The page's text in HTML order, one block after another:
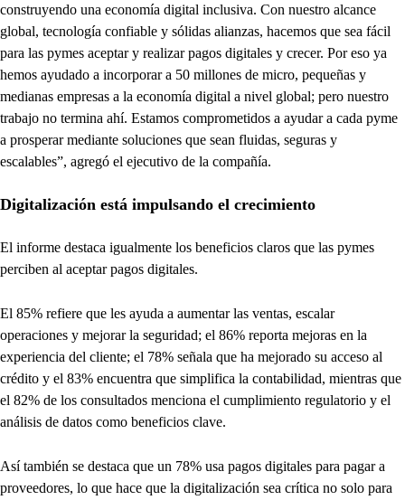
construyendo una economía digital inclusiva. Con nuestro alcance
global, tecnología confiable y sólidas alianzas, hacemos que sea fácil
para las pymes aceptar y realizar pagos digitales y crecer. Por eso ya
hemos ayudado a incorporar a 50 millones de micro, pequeñas y
medianas empresas a la economía digital a nivel global; pero nuestro
trabajo no termina ahí. Estamos comprometidos a ayudar a cada pyme
a prosperar mediante soluciones que sean fluidas, seguras y
escalables”, agregó el ejecutivo de la compañía.
Digitalización está impulsando el crecimiento
El informe destaca igualmente los beneficios claros que las pymes
perciben al aceptar pagos digitales.
El 85% refiere que les ayuda a aumentar las ventas, escalar
operaciones y mejorar la seguridad; el 86% reporta mejoras en la
experiencia del cliente; el 78% señala que ha mejorado su acceso al
crédito y el 83% encuentra que simplifica la contabilidad, mientras que
el 82% de los consultados menciona el cumplimiento regulatorio y el
análisis de datos como beneficios clave.
Así también se destaca que un 78% usa pagos digitales para pagar a
proveedores, lo que hace que la digitalización sea crítica no solo para